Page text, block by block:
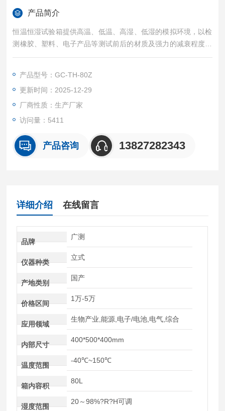
产品简介
恒温恒湿试验箱提供高温、低温、高湿、低湿的模拟环境，以检
测橡胶、塑料、电子产品等测试前后的材质及强力的减衰程度。
本机亦可模拟货柜环境，以检测橡胶、塑料在高温高湿下，褪
高低温湿热交变试验箱适合电子、电器、电池、大学、研究所、
检验检疫局、纸品、食品、车辆、汽配零部件、金属、化学、建
材等行业工厂单位品管检测之用。
产品型号：GC-TH-80Z
更新时间：2025-12-29
厂商性质：生产厂家
访问量：5411
产品咨询 13827282343
详细介绍 在线留言
品牌
广测
仪器种类
立式
产地类别
国产
价格区间
1万-5万
应用领域
生物产业,能源,电子/电池,电气,综合
内部尺寸
400*500*400mm
温度范围
-40℃~150℃
箱内容积
80L
湿度范围
20～98%?R?H可调